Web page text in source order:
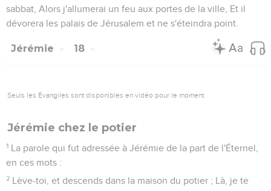
sabbat, Alors j'allumerai un feu aux portes de la ville, Et il
dévorera les palais de Jérusalem et ne s'éteindra point.
Jérémie 18
Seuls les Évangiles sont disponibles en vidéo pour le moment.
Jérémie chez le potier
1 La parole qui fut adressée à Jérémie de la part de l'Éternel,
en ces mots :
2 Lève-toi, et descends dans la maison du potier ; Là, je te